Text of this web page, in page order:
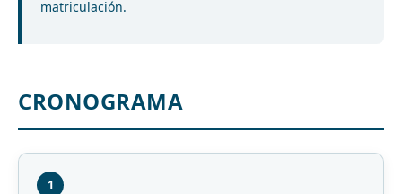
matriculación.
CRONOGRAMA
1